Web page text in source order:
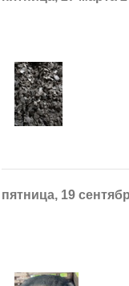
пятница, 19